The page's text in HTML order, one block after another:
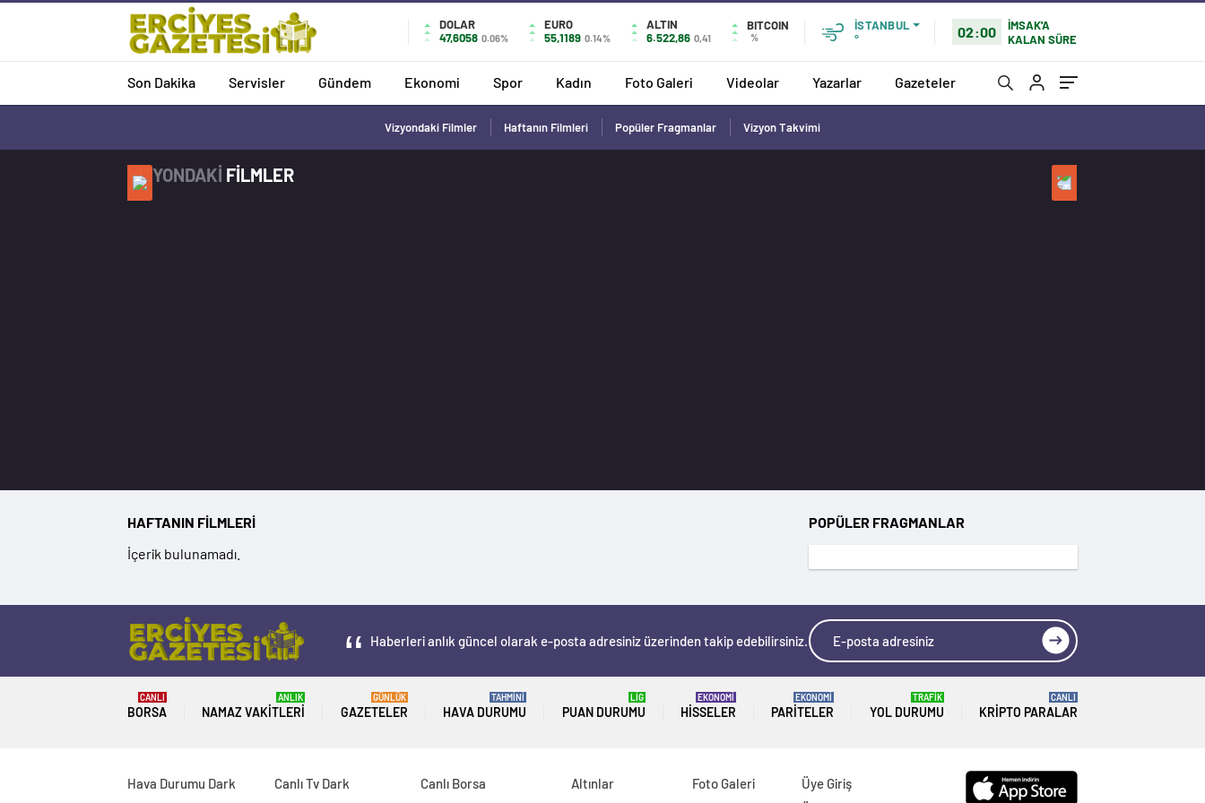
DOLAR
47,6058 0.06%
EURO
55,1189 0.14%
ALTIN
6.522,86 0,41
BITCOIN
%
İSTANBUL
°
02:00
İMSAK'A
KALAN SÜRE
Son Dakika Servisler Gündem Ekonomi Spor Kadın Foto Galeri Videolar Yazarlar Gazeteler
Vizyondaki Filmler Haftanın Filmleri Popüler Fragmanlar Vizyon Takvimi
VİZYONDAKİ FİLMLER
HAFTANIN FİLMLERİ
İçerik bulunamadı.
POPÜLER FRAGMANLAR
Haberleri anlık güncel olarak e-posta adresiniz üzerinden takip edebilirsiniz.
BORSA
CANLI
NAMAZ VAKITLERI
ANLIK
GAZETELER
GÜNLÜK
HAVA DURUMU
TAHMİNİ
PUAN DURUMU
LİG
HISSELER
EKONOMİ
PARITELER
EKONOMİ
YOL DURUMU
TRAFİK
KRIPTO PARALAR
CANLI
Hava Durumu Dark
Canlı Tv Dark
Canlı Borsa
Altınlar
Foto Galeri
Üye Giriş